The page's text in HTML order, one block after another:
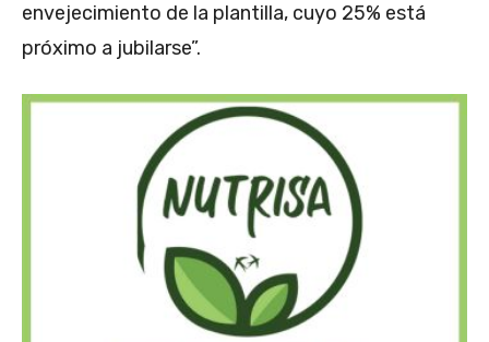
envejecimiento de la plantilla, cuyo 25% está
próximo a jubilarse”.